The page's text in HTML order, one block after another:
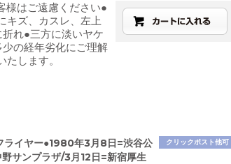
はご遠慮ください●
キズ、カスレ、左上
れ●三方に淡いヤケ
の経年劣化にご理解
します。
クリックポスト他可
イヤー●1980年3月8日=渋谷公
サンプラザ/3月12日=新宿厚生